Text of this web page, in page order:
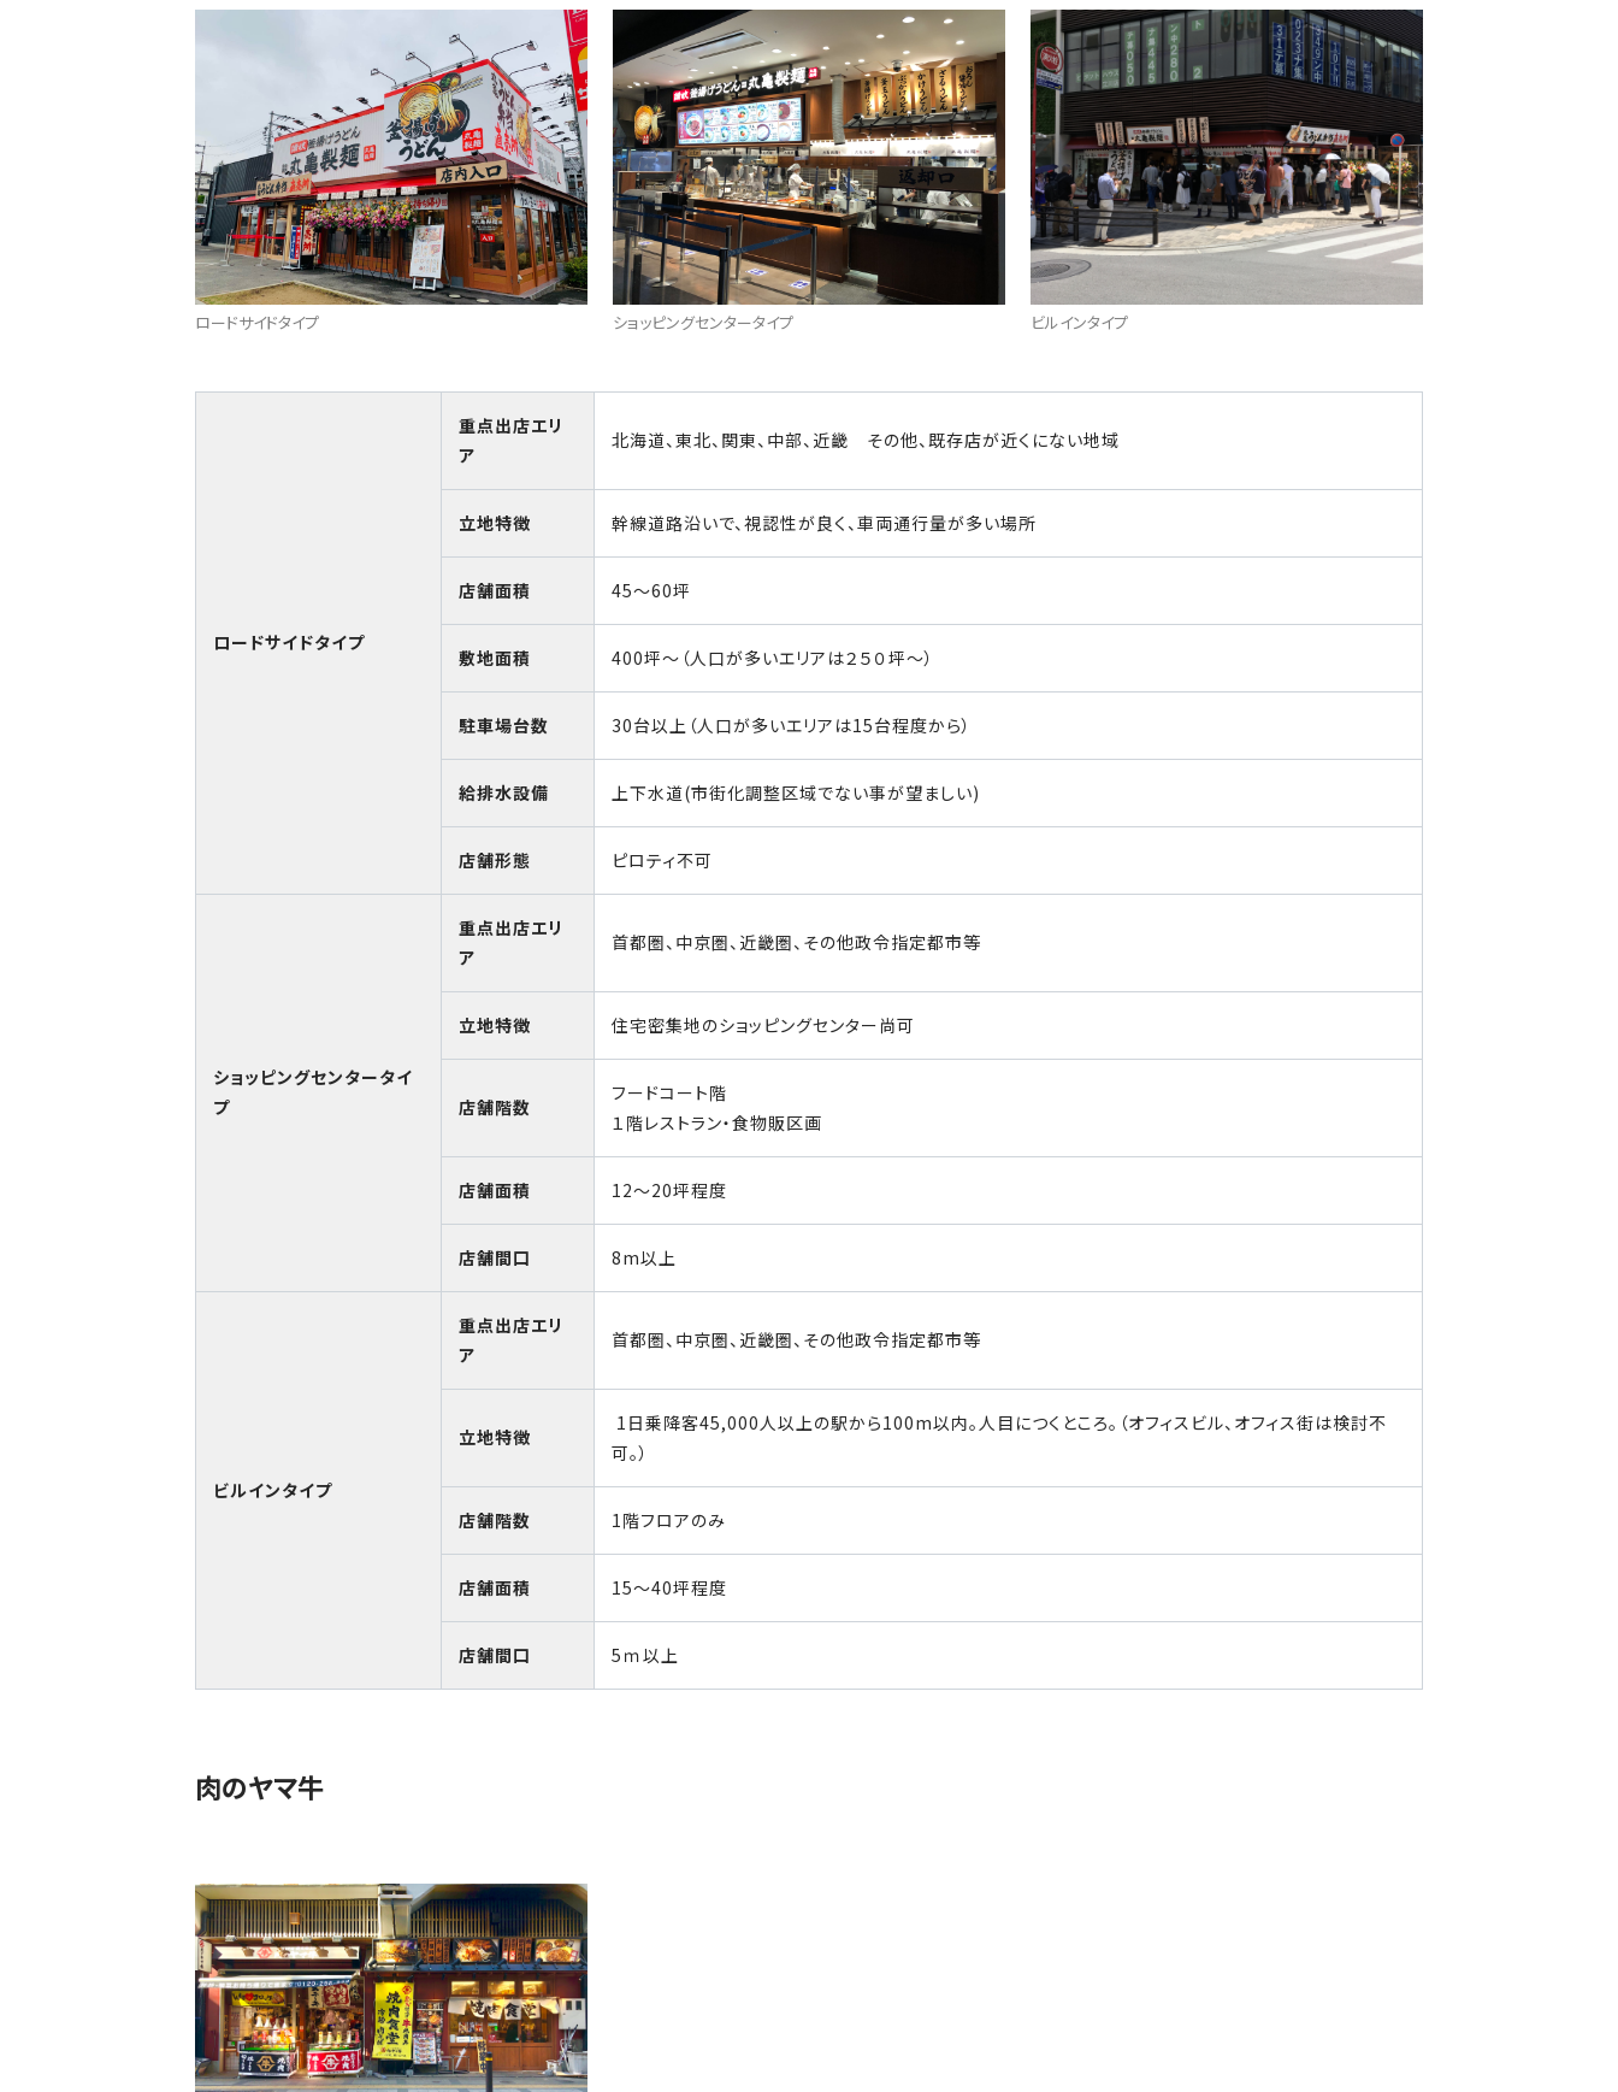
ロードサイドタイプ ショッピングセンタータイプ ビルインタイプ
ロードサイドタイプ
重点出店エリ
ア
北海道、東北、関東、中部、近畿 その他、既存店が近くにない地域
立地特徴 幹線道路沿いで、視認性が良く、車両通行量が多い場所
店舗面積 45〜60坪
敷地面積 400坪～（人口が多いエリアは２５０坪～）
駐車場台数 30台以上（人口が多いエリアは15台程度から）
給排水設備 上下水道(市街化調整区域でない事が望ましい)
店舗形態 ピロティ不可
ショッピングセンタータイ
プ
重点出店エリ
ア
首都圏、中京圏、近畿圏、その他政令指定都市等
立地特徴 住宅密集地のショッピングセンター尚可
店舗階数
フードコート階
１階レストラン・食物販区画
店舗面積 12～20坪程度
店舗間口 8m以上
ビルインタイプ
重点出店エリ
ア
首都圏、中京圏、近畿圏、その他政令指定都市等
立地特徴
1日乗降客45,000人以上の駅から100m以内。人目につくところ。（オフィスビル、オフィス街は検討不
可。）
店舗階数 1階フロアのみ
店舗面積 15～40坪程度
店舗間口 5ｍ以上
肉のヤマ牛